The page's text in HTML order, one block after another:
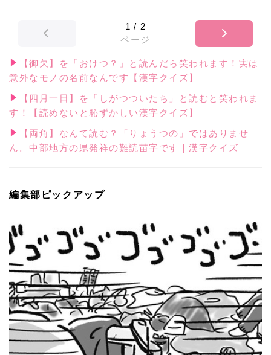
1 / 2
ページ
【御欠】を「おけつ？」と読んだら笑われます！実は
意外なモノの名前なんです【漢字クイズ】
【四月一日】を「しがつついたち」と読むと笑われま
す！【読めないと恥ずかしい漢字クイズ】
【両角】なんて読む？「りょうつの」ではありませ
ん。中部地方の県発祥の難読苗字です｜漢字クイズ
編集部ピックアップ